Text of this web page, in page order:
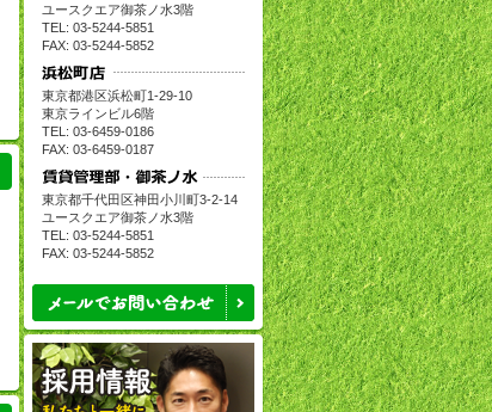
ユースクエア御茶ノ水3階
TEL: 03-5244-5851
FAX: 03-5244-5852
東京都港区浜松町1-29-10
東京ラインビル6階
TEL: 03-6459-0186
FAX: 03-6459-0187
東京都千代田区神田小川町3-2-14
ユースクエア御茶ノ水3階
TEL: 03-5244-5851
FAX: 03-5244-5852